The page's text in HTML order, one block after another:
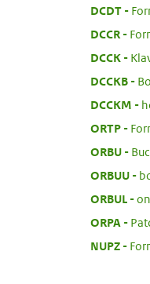
DCDT:
DCCR:
DCCK:
DCCKB:
DCCKM
ORTP:
ORBU:
ORBUU:
ORBUL
ORPA
NUPZ: